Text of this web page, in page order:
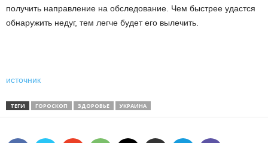
получить направление на обследование. Чем быстрее удастся
обнаружить недуг, тем легче будет его вылечить.
источник
ТЕГИ ГОРОСКОП ЗДОРОВЬЕ УКРАИНА